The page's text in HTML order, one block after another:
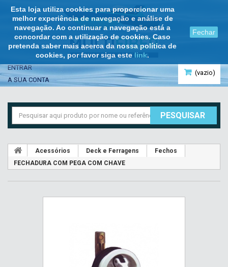
Esta loja utiliza cookies para proporcionar uma
melhor experiência de navegação e análise de
navegação. Ao continuar a navegação está a
concordar com a utilização de cookies. Caso
pretenda saber mais acerca da nossa política de
cookies, por favor siga este link.
Fechar
(vazio)
ENTRAR
A SUA CONTA
PESQUISAR
Acessórios Deck e Ferragens
Fechos
FECHADURA COM PEGA COM CHAVE